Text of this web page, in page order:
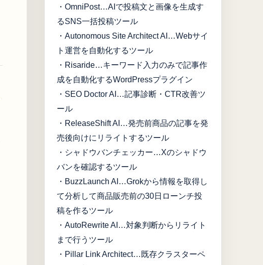
・OmniPost…AIで投稿文と画像を生成す
るSNS一括投稿ツール
・Autonomous Site Architect AI…Webサイ
ト運営を自動化するツール
・Risaride…キーワード入力のみで記事作
成を自動化するWordPressプラグイン
・SEO Doctor AI…記事診断・CTR改善ツ
ール
・ReleaseShift AI…発売前商品の記事を発
売後向けにリライトするツール
・シャドウバンチェッカー…Xのシャドウ
バンを確認するツール
・BuzzLaunch AI…Grokから情報を取得し
て分析して商品販売前の30日ローンチ投
稿を作るツール
・AutoRewrite AI…対象判断からリライト
まで行うツール
・Pillar Link Architect…既存クラスターペ